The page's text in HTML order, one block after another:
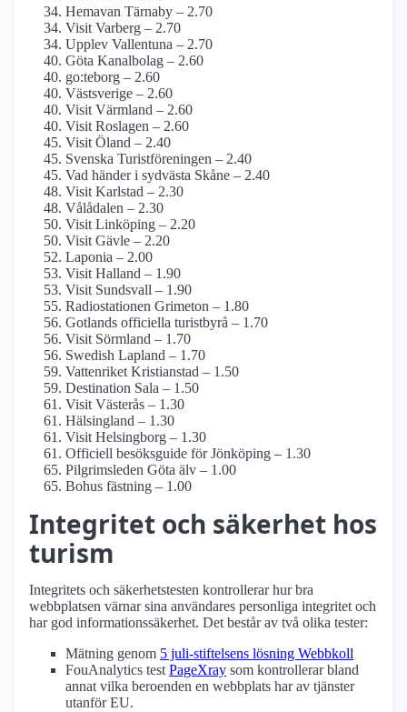
Hemavan Tärnaby – 2.70
Visit Varberg – 2.70
Upplev Vallentuna – 2.70
Göta Kanalbolag – 2.60
go:teborg – 2.60
Västsverige – 2.60
Visit Värmland – 2.60
Visit Roslagen – 2.60
Visit Öland – 2.40
Svenska Turistföreningen – 2.40
Vad händer i sydvästa Skåne – 2.40
Visit Karlstad – 2.30
Vålådalen – 2.30
Visit Linköping – 2.20
Visit Gävle – 2.20
Laponia – 2.00
Visit Halland – 1.90
Visit Sundsvall – 1.90
Radiostationen Grimeton – 1.80
Gotlands officiella turistbyrå – 1.70
Visit Sörmland – 1.70
Swedish Lapland – 1.70
Vattenriket Kristianstad – 1.50
Destination Sala – 1.50
Visit Västerås – 1.30
Hälsingland – 1.30
Visit Helsingborg – 1.30
Officiell besöksguide för Jönköping – 1.30
Pilgrimsleden Göta älv – 1.00
Bohus fästning – 1.00
Integritet och säkerhet hos
turism
Integritets och säkerhetstesten kontrollerar hur bra
webbplatsen värnar sina användares personliga integritet och
har god informationssäkerhet. Det består av två olika tester:
Mätning genom 5 juli-stiftelsens lösning Webbkoll
FouAnalytics test PageXray som kontrollerar bland
annat vilka beroenden en webbplats har av tjänster
utanför EU.